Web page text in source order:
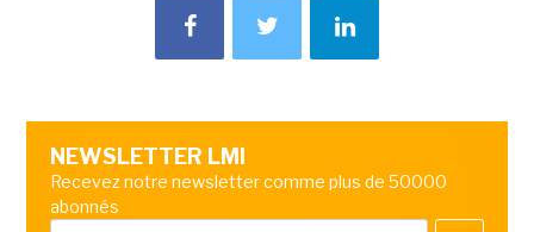
NEWSLETTER LMI
Recevez notre newsletter comme plus de 50000
abonnés